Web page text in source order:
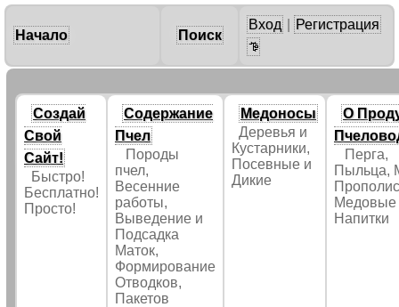
Начало Поиск
Вход Регистрация
Создай
Свой
Сайт!
Быстро!
Бесплатно!
Просто!
Содержание
Пчел
Породы
пчел,
Весенние
работы,
Выведение и
Подсадка
Маток,
Формирование
Отводков,
Пакетов
Медоносы
Деревья и
Кустарники,
Посевные и
Дикие
О
Перга,
Пыльца,
Медовые
Напитки